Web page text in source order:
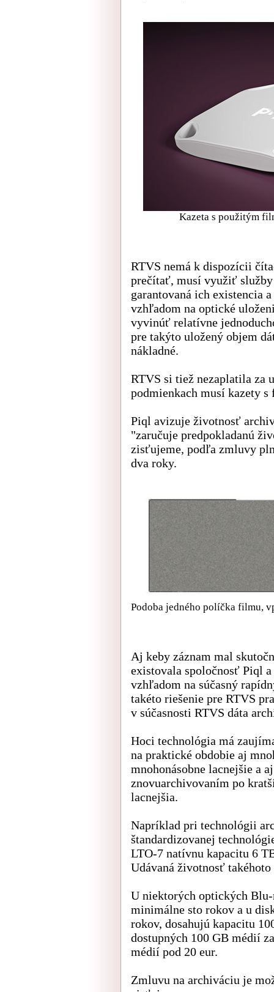
Kazeta s použitým
RTVS nemá k dispozícii
prečítať, musí využiť služby
garantovaná ich existencia
vzhľadom na optické
vyvinúť relatívne
pre takýto uložený objem
nákladné.
RTVS si tiež nezaplatila za
podmienkach musí kazety
Piql avizuje životnosť
"zaručuje predpokladanú
zisťujeme, podľa zmluvy
dva roky.
Podoba jedného políčka filmu,
Aj keby záznam mal
existovala spoločnosť Piql
vzhľadom na súčasný
takéto riešenie pre RTVS
v súčasnosti RTVS dáta
Hoci technológia má
na praktické obdobie aj
mnohonásobne lacnejšie a
znovuarchivovaním po
lacnejšia.
Napríklad pri technológii
štandardizovanej
LTO-7 natívnu kapacitu 6
Udávaná životnosť
U niektorých optických
minimálne sto rokov a u
rokov, dosahujú kapacitu
dostupných 100 GB médií
médií pod 20 eur.
Zmluvu na archiváciu je